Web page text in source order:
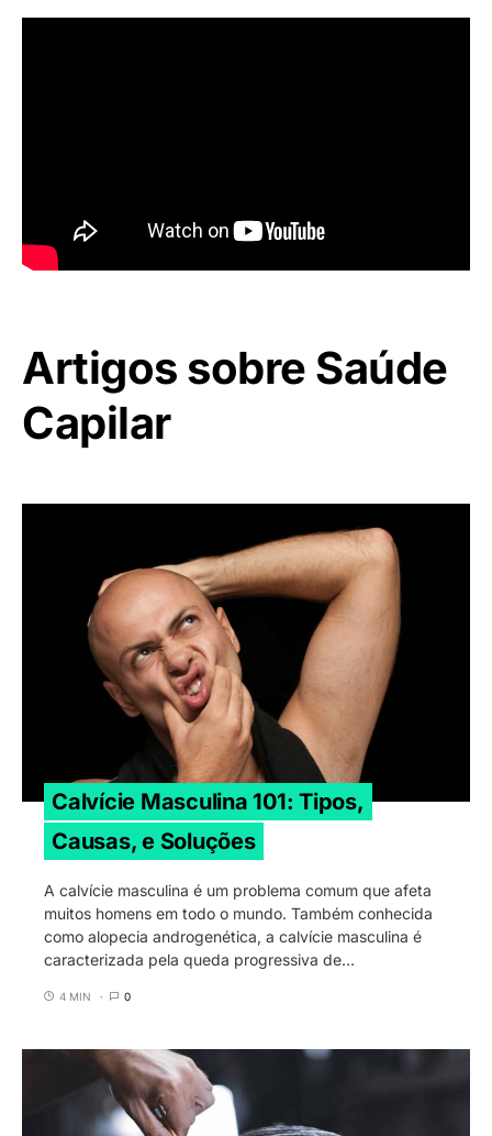
Artigos sobre Saúde
Capilar
Calvície Masculina 101: Tipos,
Causas, e Soluções
A calvície masculina é um problema comum que afeta
muitos homens em todo o mundo. Também conhecida
como alopecia androgenética, a calvície masculina é
caracterizada pela queda progressiva de…
4 MIN 0